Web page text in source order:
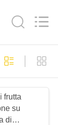
frutta
su
di